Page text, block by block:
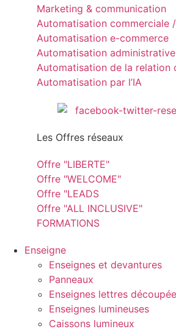
Marketing & communication
Automatisation commerciale
Automatisation e-commerce
Automatisation
Automatisation de la relation
Automatisation par l’IA
Les Offres réseaux
Offre "LIBERTE"
Offre "WELCOME"
Offre "LEADS
Offre "ALL INCLUSIVE"
FORMATIONS
Enseigne
Enseignes et devantures
Panneaux
Enseignes lettres
Enseignes lumineuses
Caissons lumineux